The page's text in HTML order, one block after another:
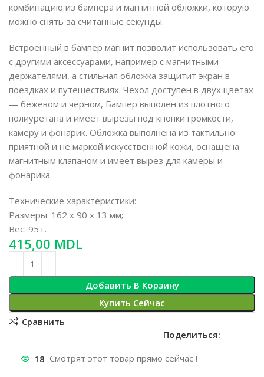
комбинацию из бампера и магнитной обложки, которую
можно снять за считанные секунды.
Встроенный в бампер магнит позволит использовать его
с другими аксессуарами, например с магнитными
держателями, а стильная обложка защитит экран в
поездках и путешествиях. Чехол доступен в двух цветах
— бежевом и чёрном, Бампер выполен из плотного
полиуретана и имеет вырезы под кнопки громкости,
камеру и фонарик. Обложка выполнена из тактильно
приятной и не маркой искусственной кожи, оснащена
магнитным клапаном и имеет вырез для камеры и
фонарика.
Технические характеристики:
Размеры: 162 x 90 x 13 мм;
Вес: 95 г.
MDL
Добавить В Корзину
Купить Сейчас
Сравнить
Поделиться:
18 Смотрят этот товар прямо сейчас !